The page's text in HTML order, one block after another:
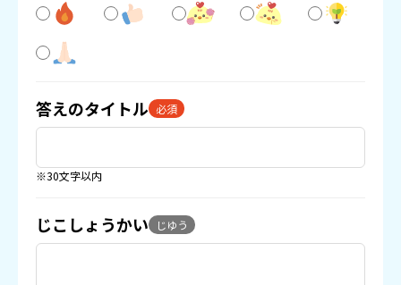
答えのタイトル 必須
※30文字以内
じこしょうかい じゆう